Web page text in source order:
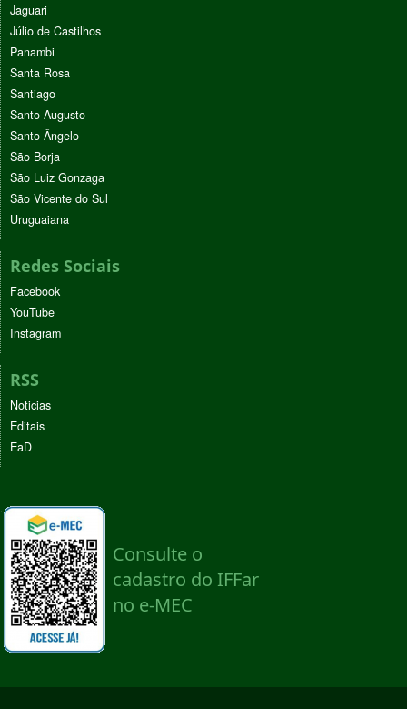
Jaguari
Júlio de Castilhos
Panambi
Santa Rosa
Santiago
Santo Augusto
Santo Ângelo
São Borja
São Luiz Gonzaga
São Vicente do Sul
Uruguaiana
Redes Sociais
Facebook
YouTube
Instagram
RSS
Noticias
Editais
EaD